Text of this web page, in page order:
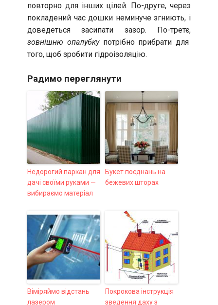
повторно для інших цілей. По-друге, через
покладений час дошки неминуче згниють, і
доведеться засипати зазор. По-третє,
зовнішню опалубкупотрібно прибрати для
того, щоб зробити гідроізоляцію.
Радимо переглянути
Недорогий паркан для
дачі своїми руками —
вибираємо матеріал
Букет поєднань на
бежевих шторах
Віміряймо відстань
лазером
Покрокова інструкція
зведення даху з